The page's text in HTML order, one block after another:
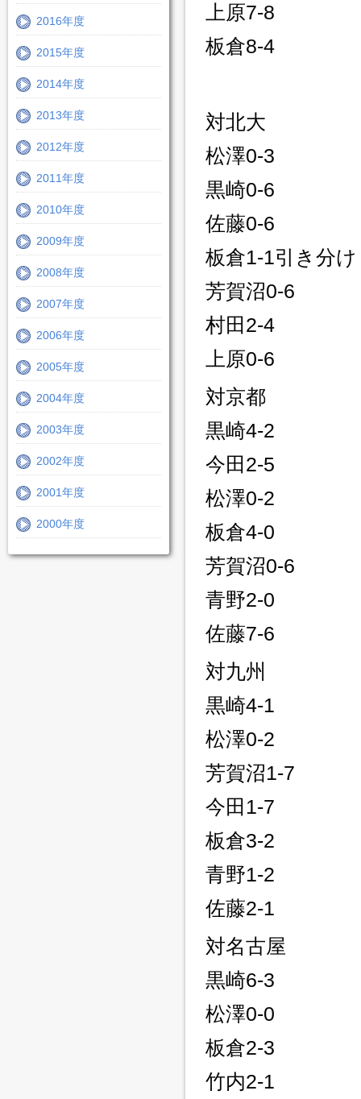
2016年度
2015年度
2014年度
2013年度
2012年度
2011年度
2010年度
2009年度
2008年度
2007年度
2006年度
2005年度
2004年度
2003年度
2002年度
2001年度
2000年度
上原7-8
板倉8-4
対北大
松澤0-3
黒崎0-6
佐藤0-6
板倉1-1引き分け
芳賀沼0-6
村田2-4
上原0-6
対京都
黒崎4-2
今田2-5
松澤0-2
板倉4-0
芳賀沼0-6
青野2-0
佐藤7-6
対九州
黒崎4-1
松澤0-2
芳賀沼1-7
今田1-7
板倉3-2
青野1-2
佐藤2-1
対名古屋
黒崎6-3
松澤0-0
板倉2-3
竹内2-1